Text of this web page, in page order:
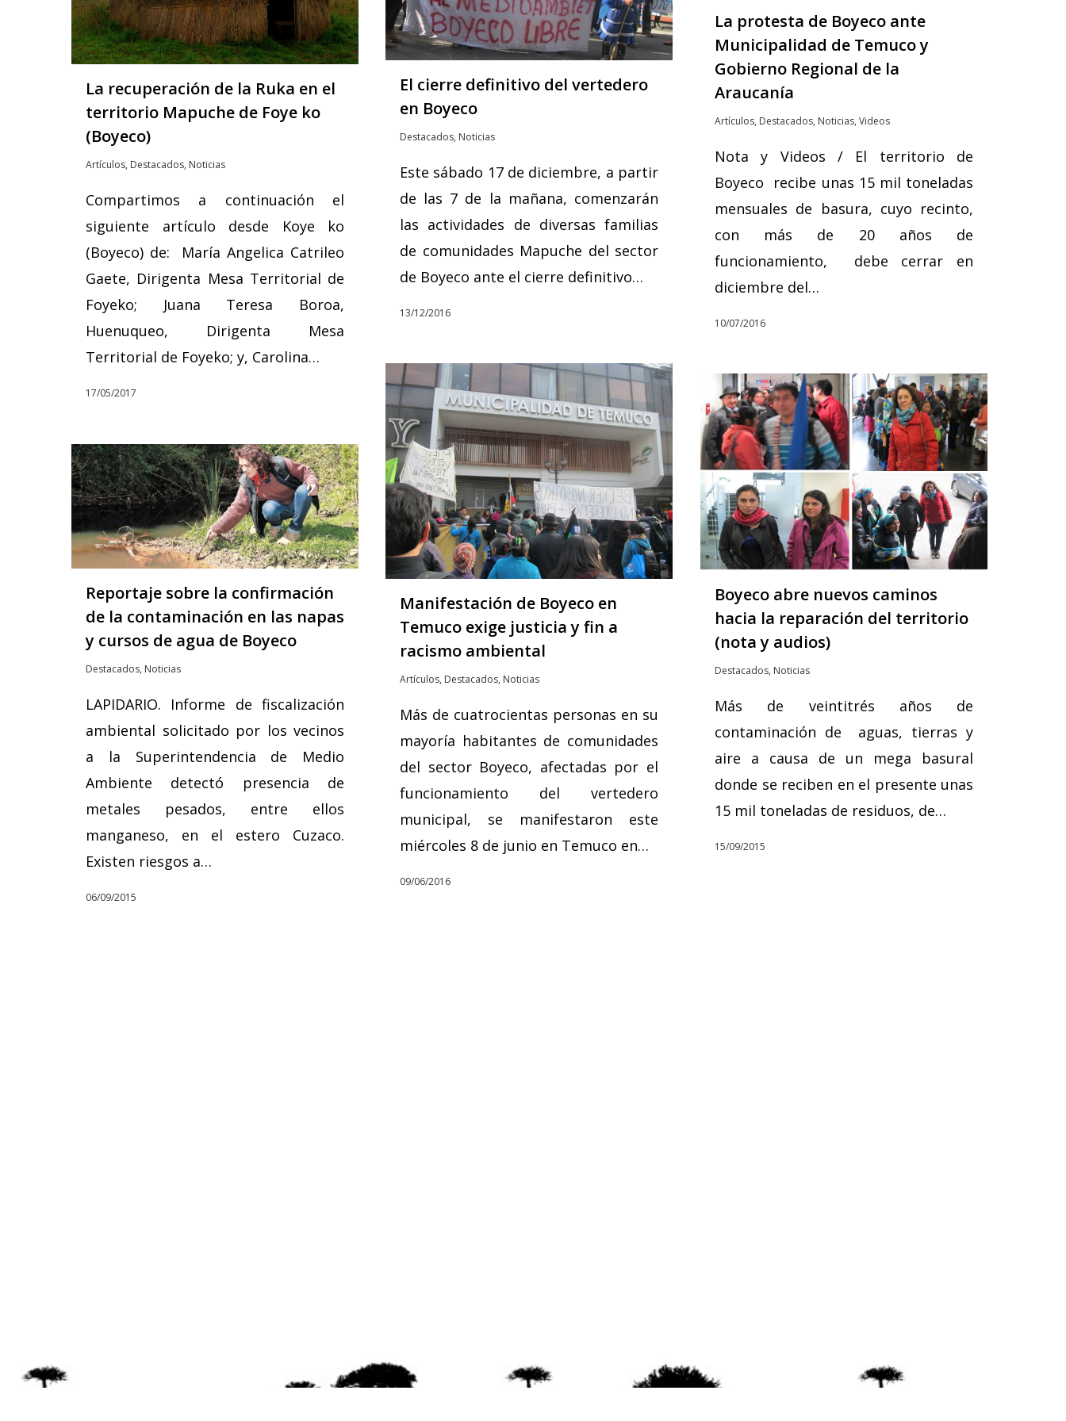
La recuperación de la Ruka en el
territorio Mapuche de Foye ko
(Boyeco)
Artículos, Destacados, Noticias
Compartimos a continuación el
siguiente artículo desde Koye ko
(Boyeco) de: María Angelica Catrileo
Gaete, Dirigenta Mesa Territorial de
Foyeko; Juana Teresa Boroa,
Huenuqueo, Dirigenta Mesa
Territorial de Foyeko; y, Carolina…
17/05/2017
El cierre definitivo del vertedero
en Boyeco
Destacados, Noticias
Este sábado 17 de diciembre, a partir
de las 7 de la mañana, comenzarán
las actividades de diversas familias
de comunidades Mapuche del sector
de Boyeco ante el cierre definitivo…
13/12/2016
La protesta de Boyeco ante
Municipalidad de Temuco y
Gobierno Regional de la
Araucanía
Artículos, Destacados, Noticias, Videos
Nota y Videos / El territorio de
Boyeco recibe unas 15 mil toneladas
mensuales de basura, cuyo recinto,
con más de 20 años de
funcionamiento, debe cerrar en
diciembre del…
10/07/2016
Manifestación de Boyeco en
Temuco exige justicia y fin a
racismo ambiental
Artículos, Destacados, Noticias
Más de cuatrocientas personas en su
mayoría habitantes de comunidades
del sector Boyeco, afectadas por el
funcionamiento del vertedero
municipal, se manifestaron este
miércoles 8 de junio en Temuco en…
09/06/2016
Boyeco abre nuevos caminos
hacia la reparación del territorio
(nota y audios)
Destacados, Noticias
Más de veintitrés años de
contaminación de aguas, tierras y
aire a causa de un mega basural
donde se reciben en el presente unas
15 mil toneladas de residuos, de…
15/09/2015
Reportaje sobre la confirmación
de la contaminación en las napas
y cursos de agua de Boyeco
Destacados, Noticias
LAPIDARIO. Informe de fiscalización
ambiental solicitado por los vecinos
a la Superintendencia de Medio
Ambiente detectó presencia de
metales pesados, entre ellos
manganeso, en el estero Cuzaco.
Existen riesgos a…
06/09/2015